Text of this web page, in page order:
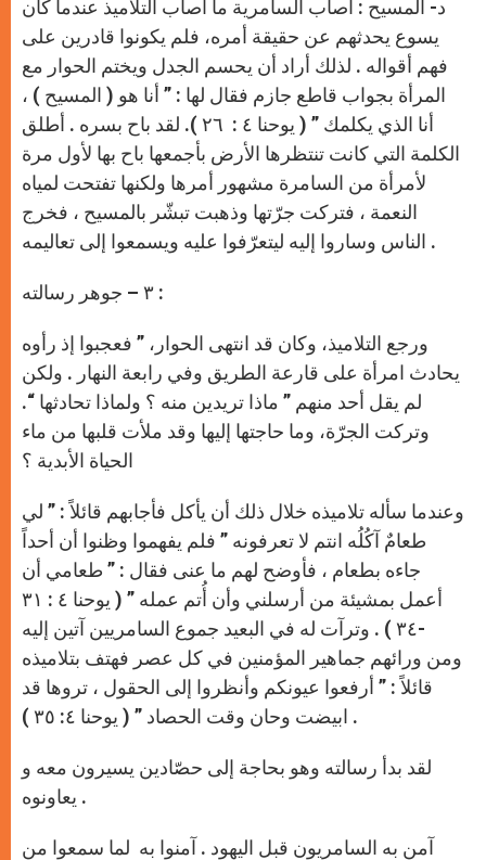
د- المسيح : أصاب السامرية ما أصاب التلاميذ عندما كان
يسوع يحدثهم عن حقيقة أمره، فلم يكونوا قادرين على
فهم أقواله . لذلك أراد أن يحسم الجدل ويختم الحوار مع
المرأة بجواب قاطع جازم فقال لها : ” أنا هو ( المسيح ) ،
أنا الذي يكلمك ” ( يوحنا ٤ : ٢٦ ). لقد باح بسره . أطلق
الكلمة التي كانت تنتظرها الأرض بأجمعها باح بها لأول مرة
لأمرأة من السامرة مشهور أمرها ولكنها تفتحت لمياه
النعمة ، فتركت جرّتها وذهبت تبشّر بالمسيح ، فخرج
الناس وساروا إليه ليتعرّفوا عليه ويسمعوا إلى تعاليمه .
٣ – جوهر رسالته :
ورجع التلاميذ، وكان قد انتهى الحوار، ” فعجبوا إذ رأوه
يحادث امرأة على قارعة الطريق وفي رابعة النهار . ولكن
لم يقل أحد منهم ” ماذا تريدين منه ؟ ولماذا تحادثها “.
وتركت الجرّة، وما حاجتها إليها وقد ملأت قلبها من ماء
وعندما سأله تلاميذه خلال ذلك أن يأكل فأجابهم قائلاً : ” لي
طعامٌ آكُلُه انتم لا تعرفونه ” فلم يفهموا وظنوا أن أحداً
جاءه بطعام ، فأوضح لهم ما عنى فقال : ” طعامي أن
أعمل بمشيئة من أرسلني وأن أُتم عمله ” ( يوحنا ٤ : ٣١
-٣٤ ) . وترآت له في البعيد جموع السامريين آتين إليه
ومن ورائهم جماهير المؤمنين في كل عصر فهتف بتلاميذه
قائلاً : ” أرفعوا عيونكم وأنظروا إلى الحقول ، تروها قد
ابيضت وحان وقت الحصاد ” ( يوحنا ٤: ٣٥ ) .
لقد بدأ رسالته وهو بحاجة إلى حصّادين يسيرون معه و
يعاونوه .
آمن به السامريون قبل اليهود . آمنوا به لما سمعوا من